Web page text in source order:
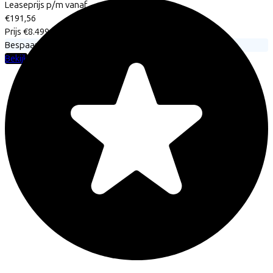
Leaseprijs p/m vanaf
€191,56
Prijs €8.499,00
Bespaar€1.363,49
Bekijk